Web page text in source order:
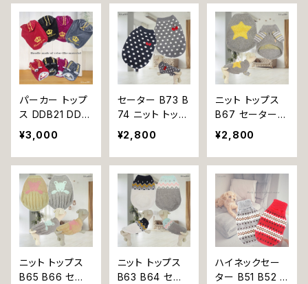
ケ dog 犬 猫
ペット 服 犬服
猫服 犬の服 猫
の服 かわいい
シンプル ルーム
カジュアル デイ
リー 灰色 グレ
ー 小型犬 パス
ド 返品交換不可
服 猫の服 ペット
服 ドッグウェア
ドッグ ウェア お
しゃれ かわいい
ギフト プレゼン
ト 贈り物 【返品
交換不可】
洋服 犬服 猫服
犬の服 猫の服
ペット 小型犬
返品交換不可
パーカー トップ
ス DDB21 DDB
22 DDB23 DD
B24 フリース ク
ラウンモチーフ
秋冬 中型犬～
大型犬 犬 猫 犬
の服 猫の服 犬
服 猫服 ペット
返品交換不可
¥3,000
セーター B73 B
74 ニット トップ
ス 秋冬 冬 dog
犬 猫 犬服 猫服
犬の服 猫の服
ペット 服 ドッグ
ウェア ドッグ ウ
ェア おしゃれ カ
ジュアル ギフト
プレゼント 贈り
物 【返品交換不
可】
¥2,800
ニット トップス
B67 セーター
星 スター 小型
かわいい キュー
ト おしゃれ わん
こ モチーフ ドッ
グウェア ドック
ウェア ドッグ ウ
ェア 犬 猫 ペッ
ト 服 犬服
¥2,800
ニット トップス
B65 B66 セー
ニット トップス
B63 B64 セー
ハイネックセー
ター B51 B52 ト